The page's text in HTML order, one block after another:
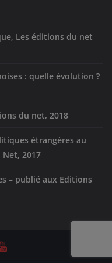
Les éditions du net
: quelle évolution ?
du net, 2018
étrangères au
Net, 2017
– publié aux Editions